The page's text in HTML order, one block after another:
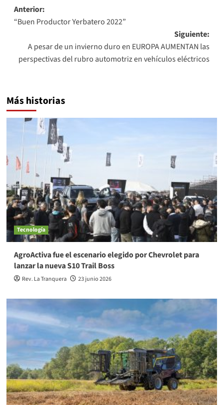
Navegación
de
entradas
Anterior:
“Buen Productor Yerbatero 2022”
Siguiente:
A pesar de un invierno duro en EUROPA AUMENTAN las
perspectivas del rubro automotriz en vehículos eléctricos
Más historias
Tecnología
AgroActiva fue el escenario elegido por Chevrolet para
lanzar la nueva S10 Trail Boss
Rev. La Tranquera 23 junio 2026